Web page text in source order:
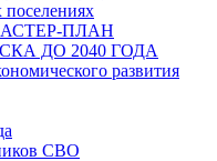
поселениях
ПЛАН
ДО 2040 ГОДА
развития
СВО